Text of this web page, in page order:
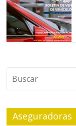
Aseguradoras